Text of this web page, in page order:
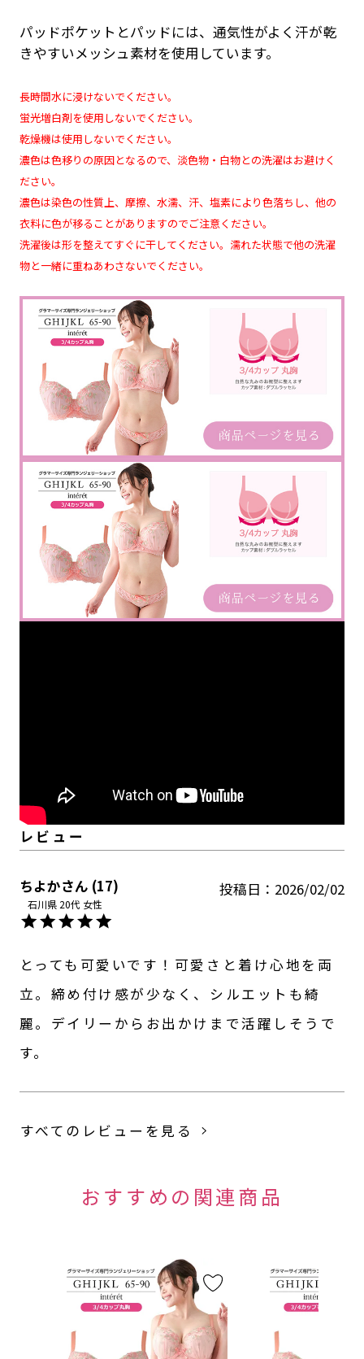
パッドポケットとパッドには、通気性がよく汗が乾
きやすいメッシュ素材を使用しています。
長時間水に浸けないでください。
蛍光増白剤を使用しないでください。
乾燥機は使用しないでください。
濃色は色移りの原因となるので、淡色物・白物との洗濯はお避けく
ださい。
濃色は染色の性質上、摩擦、水濡、汗、塩素により色落ちし、他の
衣料に色が移ることがありますのでご注意ください。
洗濯後は形を整えてすぐに干してください。濡れた状態で他の洗濯
物と一緒に重ねあわさないでください。
ちよか 17
石川県 20代 女性
投稿日 2026/02/02
とっても可愛いです！可愛さと着け心地を両
立。締め付け感が少なく、シルエットも綺
麗。デイリーからお出かけまで活躍しそうで
す。
すべてのレビューを見る